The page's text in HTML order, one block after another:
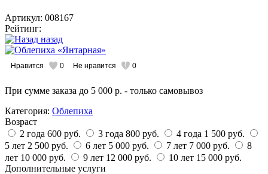
Артикул: 008167
Рейтинг:
назад
Нравится 0 Не нравится 0
При сумме заказа до 5 000 р. - только самовывоз
Категория: Облепиха
Возраст
2 года 600 руб. 3 года 800 руб. 4 года 1 500 руб.
5 лет 2 500 руб. 6 лет 5 000 руб. 7 лет 7 000 руб.
8
лет 10 000 руб. 9 лет 12 000 руб. 10 лет 15 000 руб.
Дополнительные услуги